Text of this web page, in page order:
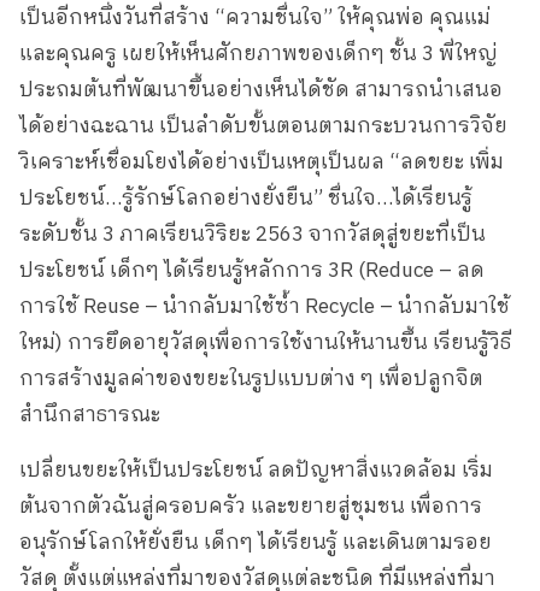
เป็นอีกหนึ่งวันที่สร้าง “ความชื่นใจ” ให้คุณพ่อ คุณแม่
และคุณครู เผยให้เห็นศักยภาพของเด็กๆ ชั้น 3 พี่ใหญ่
ประถมต้นที่พัฒนาขึ้นอย่างเห็นได้ชัด สามารถนำเสนอ
ได้อย่างฉะฉาน เป็นลำดับขั้นตอนตามกระบวนการวิจัย
วิเคราะห์เชื่อมโยงได้อย่างเป็นเหตุเป็นผล “ลดขยะ เพิ่ม
ประโยชน์…รู้รักษ์โลกอย่างยั่งยืน” ชื่นใจ…ได้เรียนรู้
ระดับชั้น 3 ภาคเรียนวิริยะ 2563 จากวัสดุสู่ขยะที่เป็น
ประโยชน์ เด็กๆ ได้เรียนรู้หลักการ 3R (Reduce – ลด
การใช้ Reuse – นำกลับมาใช้ซ้ำ Recycle – นำกลับมาใช้
ใหม่) การยึดอายุวัสดุเพื่อการใช้งานให้นานขึ้น เรียนรู้วิธี
การสร้างมูลค่าของขยะในรูปแบบต่าง ๆ เพื่อปลูกจิต
สำนึกสาธารณะ
เปลี่ยนขยะให้เป็นประโยชน์ ลดปัญหาสิ่งแวดล้อม เริ่ม
ต้นจากตัวฉันสู่ครอบครัว และขยายสู่ชุมชน เพื่อการ
อนุรักษ์โลกให้ยั่งยืน เด็กๆ ได้เรียนรู้ และเดินตามรอย
วัสดุ ตั้งแต่แหล่งที่มาของวัสดุแต่ละชนิด ที่มีแหล่งที่มา